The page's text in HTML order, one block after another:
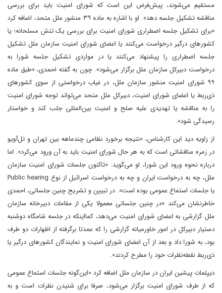
مستقیم می‌شوند، پیش‌فرض این است که شورای امنیت باید برای بررسی
مناقشه تشکیل جلسه دهد». او با اشاره به ماده ۳۹ منشور ملل متحد، اضافه کرد
«برای تشکیل جلسه اضطراری شورای امنیت برای بررسی یک تنش مسلحانه؛ یا
کشورهای درگیر درخواست می‌کنند یا اعضای شورای امنیت سازمان ملل تشکیل
جلسه اضطراری را پیشنهاد می‌کنند یا در مواردی تشکیل جلسه شورا به
درخواست دبیرکل سازمان ملل برگزار می‌شود». چون به گفته احمدی، «طبق ماده
۹۹ شورای امنیت منشور سازمان ملل، در غیاب درخواستی از سوی کشورهای
ذی‌ربط یا اعضای شورای امنیت، دبیرکل ملل متحد می‌تواند توجه شورای امنیت
را به مناقشه یا تهدیدی علیه صلح و امنیت بین‌المللی جلب کند و خواستار
رسیدگی شود».
از زاویه دید این کارشناس، «نتیجه برخورد نظامی چندماهه بین تهران و تل‌آویو
در زمره مناقشاتی است که به هر حال شورای امنیت باید به آن ورود می‌کرد». اما
درباره نحوه ورود این شورا، او می‌گوید: «تاکنون جلسات شورای امنیت سازمان
ملل، چه به درخواست ایران و چه به درخواست اسرائیل از نوع Public hearing
یا جلسات استماع عمومی بوده است». در تبیین و تشریح چنین جلساتی، احمدی
خاطرنشان می‌کند «در چنین جلساتی معمولا یکی از مقامات دبیرخانه سازمان
ملل گزارشی به اعضای شورای امنیت می‌دهد، کمااینکه در جلسه شامگاه دوشنبه
دستیار دبیرکل در امور خاورمیانه گزارشی را که عمدتا برگرفته از اظهارات دو طرف
بود، به شورا داد و بعد از آن اعضای شورای امنیت و نمایندگان کشورهای درگیر یا
ذی‌ربط نقطه‌نظرات خود را مطرح کردند».
دیپلمات پیشین ایران در سازمان ملل اضافه کرد «این‌گونه جلسات استماع عمومی
که از طرف شورای امنیت برگزار می‌شود، صرفا برای شنیدن نظرات است و به